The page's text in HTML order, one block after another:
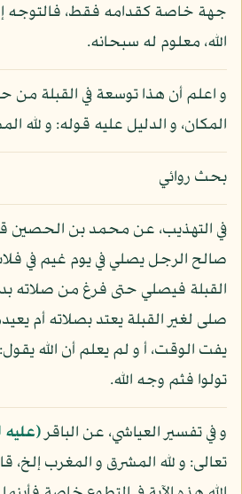
جهة خاصة كقدامه فقط، فالتوجه
الله، معلوم له سبحانه.
و اعلم أن هذا توسعة في القبلة
المكان، و الدليل عليه قوله: و لله
بحث روائي
في التهذيب، عن محمد بن الحصين
صالح الرجل يصلي في يوم غيم في
القبلة فيصلي حتى فرغ من صلاته
صلى لغير القبلة يعتد بصلاته أم
يفت الوقت، أ و لم يعلم أن الله
تولوا فثم وجه الله.
و في تفسير العياشي، عن الباقر(عليه
تعالى: و لله المشرق و المغرب إلخ،